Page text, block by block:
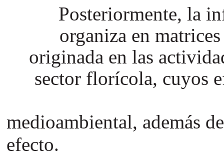
Posteriormente, la
organiza en
originada en las
sector florícola, cuyos
medioambiental, además
efecto.